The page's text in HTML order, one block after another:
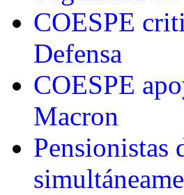
COESPE
Defensa
COESPE
Macron
Pensionistas